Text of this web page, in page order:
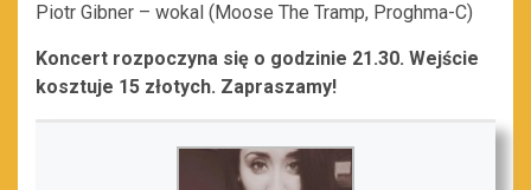
Piotr Gibner – wokal (Moose The Tramp, Proghma-C)
Koncert rozpoczyna się o godzinie 21.30. Wejście
kosztuje 15 złotych. Zapraszamy!